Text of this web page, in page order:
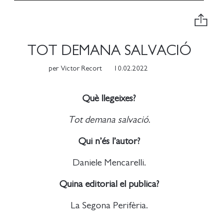
TOT DEMANA SALVACIÓ
per Victor Recort 10.02.2022
Què llegeixes?
Tot demana salvació.
Qui n’és l’autor?
Daniele Mencarelli.
Quina editorial el publica?
La Segona Perifèria.